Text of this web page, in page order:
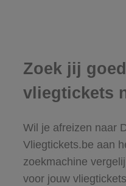
Zoek jij
vliegtickets
Wil je afreizen naar
Vliegtickets.be aan
zoekmachine
voor jouw